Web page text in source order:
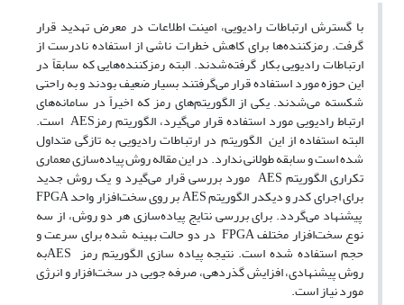
با گسترش ارتباطات رادیویی، امینت اطلاعات در معرض تهدید قرار
گرفت. رمزکننده‌ها برای کاهش خطرات ناشی از استفاده نادرست از
ارتباطات رادیویی بکار گرفته‌شدند. البته رمزکننده‌هایی که سابقاً در
این حوزه مورد استفاده قرار می‌گرفتند بسیار ضعیف بودند و به راحتی
شکسته می‌شدند. یکی از الگوریتم‌های رمز‌‌ که اخیراً در سامانه‌های
ارتباط رادیویی مورد استفاده قرار می‌گیرد، الگوریتم رمزAES است.
البته استفاده از این الگوریتم در ارتباطات رادیویی به تازگی متداول
شده است و سابقه طولانی ندارد. در این مقاله روش پیاده‌سازی معماری
تکراری الگوریتم AES مورد بررسی قرار می‌گیرد و یک روش جدید
برای اجرای کدر و دیکدر الگوریتم AES بر روی سخت‌افزار واحد FPGA
پیشنهاد می‌گردد. برای بررسی نتایج پیاده‌سازی هر دو روش، از سه
نوع سخت‌افزار مختلف FPGA در دو حالت بهینه ‌شده برای سرعت و
حجم استفاده ‌شده است. نتیجه پیاده سازی الگوریتم رمز AESبه‌
روش پیشنهادی، افزایش گذر‌دهی، صرفه جویی در سخت‌افزار و انرژی
مورد نیاز است.